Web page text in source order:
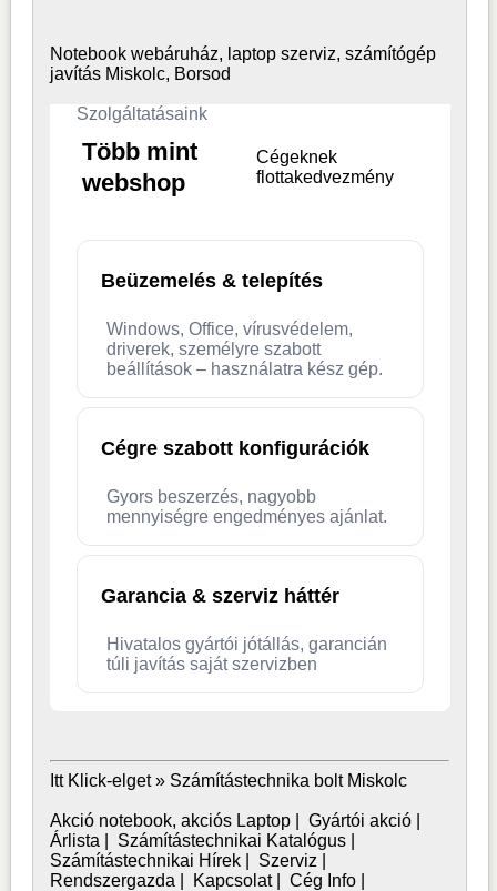
Notebook webáruház, laptop szerviz, számítógép
javítás Miskolc, Borsod
Szolgáltatásaink
Több mint
webshop
Cégeknek
flottakedvezmény
Beüzemelés & telepítés
Windows, Office, vírusvédelem,
driverek, személyre szabott
beállítások – használatra kész gép.
Cégre szabott konfigurációk
Gyors beszerzés, nagyobb
mennyiségre engedményes ajánlat.
Garancia & szerviz háttér
Hivatalos gyártói jótállás, garancián
túli javítás saját szervizben
Itt Klick-elget » Számítástechnika bolt Miskolc
Akció notebook, akciós Laptop |Gyártói akció
Árlista
Számítástechnikai Katalógus
Számítástechnikai Hírek
Szerviz
Rendszergazda
Kapcsolat|Cég Info